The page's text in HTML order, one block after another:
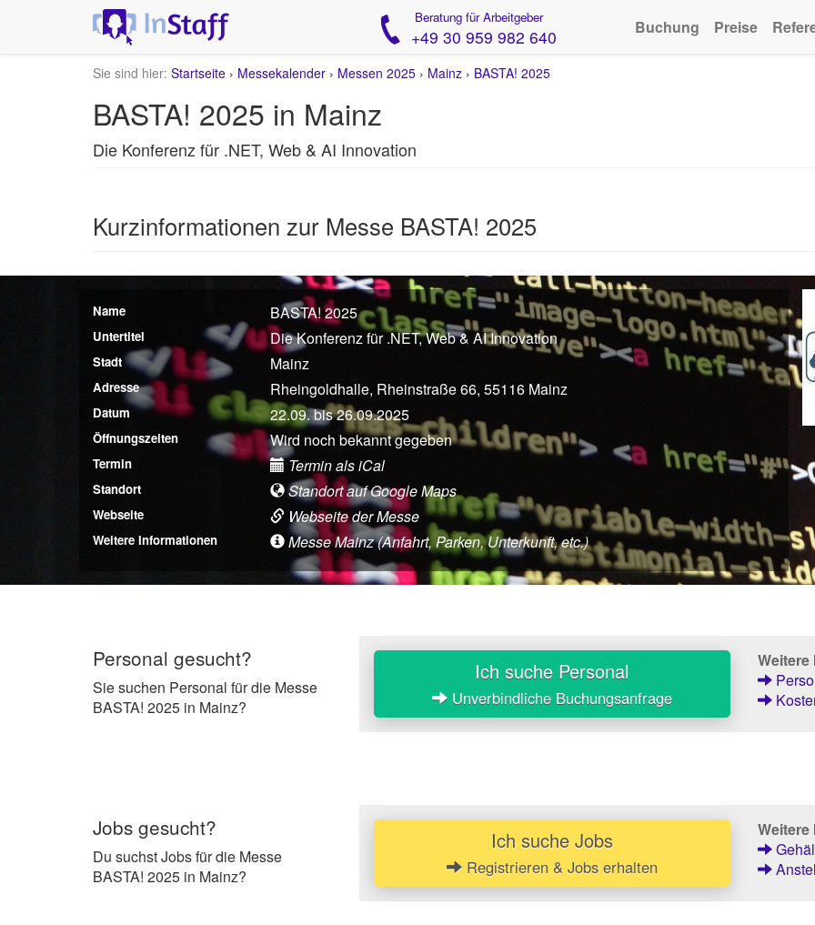
Beratung für Arbeitgeber
+49 30 959 982 640 Buchung Preise
Sie sind hier: Startseite › Messekalender › Messen 2025 › Mainz › BASTA! 2025
BASTA! 2025 in Mainz
Die Konferenz für .NET, Web & AI Innovation
Kurzinformationen zur Messe BASTA! 2025
Name BASTA! 2025
Untertitel Die Konferenz für .NET, Web & AI Innovation
Stadt Mainz
Adresse Rheingoldhalle, Rheinstraße 66, 55116 Mainz
Datum 22.09. bis 26.09.2025
Öffnungszeiten Wird noch bekannt gegeben
Termin Termin als iCal
Standort Standort auf Google Maps
Webseite Webseite der Messe
Weitere Informationen Messe Mainz (Anfahrt, Parken, Unterkunft, etc.)
Personal gesucht?
Sie suchen Personal für die Messe
BASTA! 2025 in Mainz?
Ich suche Personal
Unverbindliche Buchungsanfrage
Jobs gesucht?
Du suchst Jobs für die Messe
BASTA! 2025 in Mainz?
Ich suche Jobs
Registrieren & Jobs erhalten